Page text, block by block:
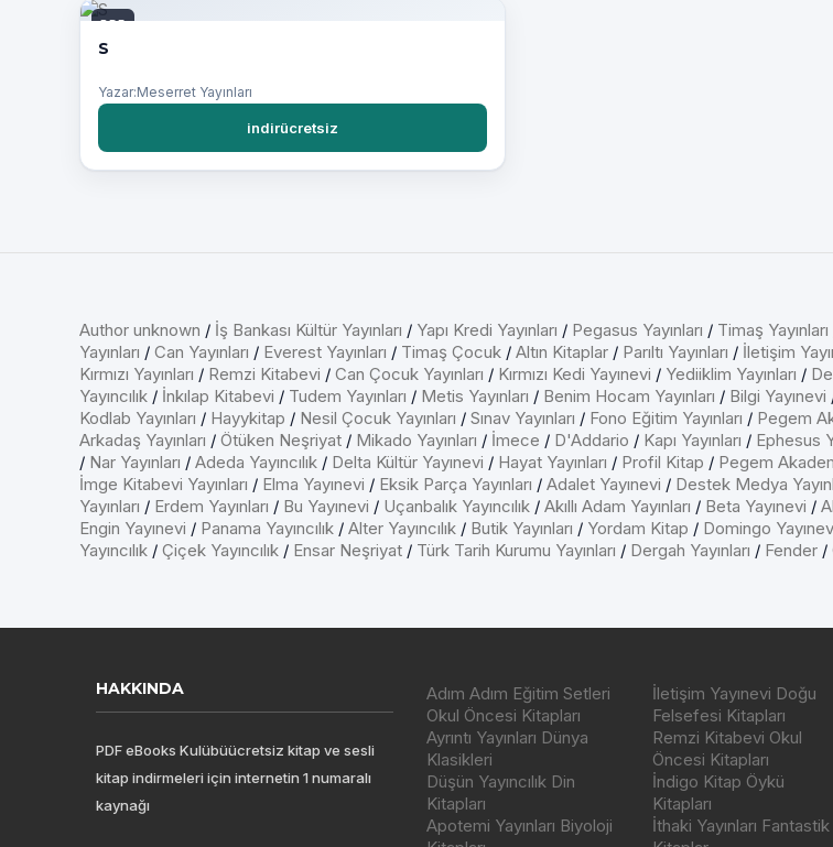
PDF
S
Yazar:Meserret Yayınları
indirücretsiz
Author unknown / İş Bankası Kültür Yayınları / Yapı Kredi Yayınları / Pegasus Yayınları / Timaş Yayınları
Yayınları / Can Yayınları / Everest Yayınları / Timaş Çocuk / Altın Kitaplar / Parıltı Yayınları / İletişim
Kırmızı Yayınları / Remzi Kitabevi / Can Çocuk Yayınları / Kırmızı Kedi Yayınevi / Yediiklim Yayınları /
Yayıncılık / İnkılap Kitabevi / Tudem Yayınları / Metis Yayınları / Benim Hocam Yayınları / Bilgi Yayınevi
Kodlab Yayınları / Hayykitap / Nesil Çocuk Yayınları / Sınav Yayınları / Fono Eğitim Yayınları / Pegem
Arkadaş Yayınları / Ötüken Neşriyat / Mikado Yayınları / İmece / D'Addario / Kapı Yayınları / Ephesus
/ Nar Yayınları / Adeda Yayıncılık / Delta Kültür Yayınevi / Hayat Yayınları / Profil Kitap / Pegem
İmge Kitabevi Yayınları / Elma Yayınevi / Eksik Parça Yayınları / Adalet Yayınevi / Destek Medya
Yayınları / Erdem Yayınları / Bu Yayınevi / Uçanbalık Yayıncılık / Akıllı Adam Yayınları / Beta Yayınevi /
Engin Yayınevi / Panama Yayıncılık / Alter Yayıncılık / Butik Yayınları / Yordam Kitap / Domingo
Yayıncılık / Çiçek Yayıncılık / Ensar Neşriyat / Türk Tarih Kurumu Yayınları / Dergah Yayınları / Fender /
HAKKINDA
PDF eBooks Kulübüücretsiz kitap ve sesli
kitap indirmeleri için internetin 1 numaralı
kaynağı
Adım Adım Eğitim Setleri
Okul Öncesi Kitapları
Ayrıntı Yayınları Dünya
Klasikleri
Düşün Yayıncılık Din
Kitapları
Apotemi Yayınları Biyoloji
İletişim Yayınevi Doğu
Felsefesi Kitapları
Remzi Kitabevi Okul
Öncesi Kitapları
İndigo Kitap Öykü
Kitapları
İthaki Yayınları Fantastik